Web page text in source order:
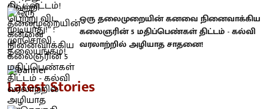
ஒரு தலைமுறையின் கனவை நினைவாக்கிய
கலைஞரின் 5 மதிப்பெண்கள் திட்டம் - கல்வி
வரலாற்றில் அழியாத சாதனை!
Latest Stories